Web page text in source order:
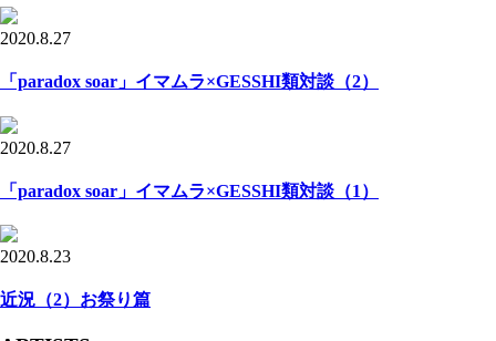
2020.8.27
「paradox soar」イマムラ×GESSHI類対談（2）
2020.8.27
「paradox soar」イマムラ×GESSHI類対談（1）
2020.8.23
近況（2）お祭り篇